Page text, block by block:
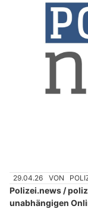
29.04.26 VON
Polizei.news /
unabhängigen